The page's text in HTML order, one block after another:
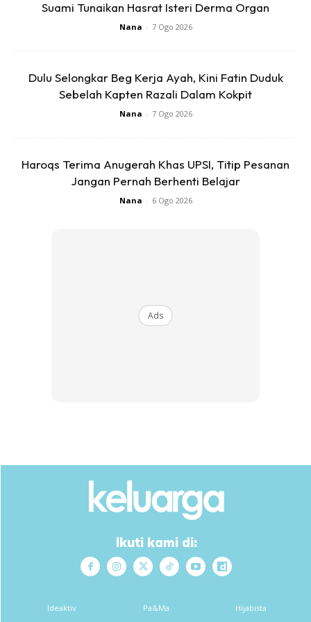
tetap kena buat jgak walaupun kini dah bergelar suami dan
Suami Tunaikan Hasrat Isteri Derma Organ
Nana - 7 Ogo 2026
Dulu Selongkar Beg Kerja Ayah, Kini Fatin Duduk
Sebelah Kapten Razali Dalam Kokpit
Nana - 7 Ogo 2026
Haroqs Terima Anugerah Khas UPSI, Titip Pesanan
Jangan Pernah Berhenti Belajar
Nana - 6 Ogo 2026
Ads
Ikuti kami di:
Ideaktiv Pa&Ma Hijabista